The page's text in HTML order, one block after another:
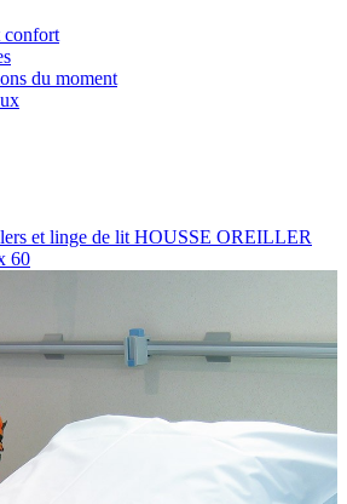
confort
du moment
et linge de lit HOUSSE OREILLER
60